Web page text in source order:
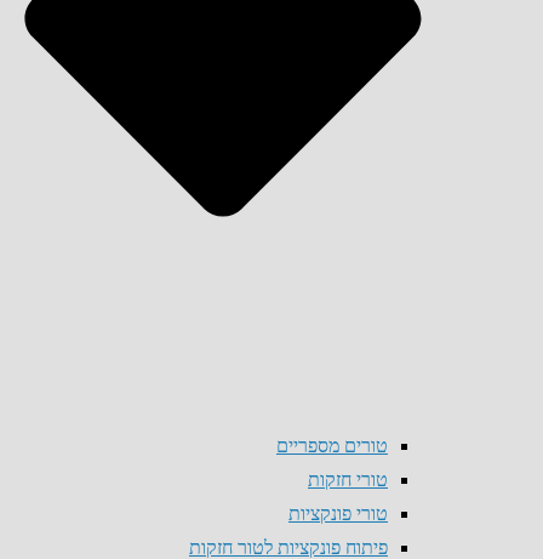
טורים מספריים
טורי חזקות
טורי פונקציות
פיתוח פונקציות לטור חזקות